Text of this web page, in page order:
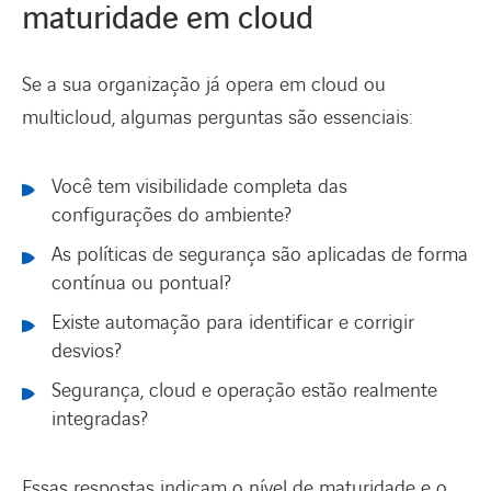
maturidade em cloud
Se a sua organização já opera em cloud ou
multicloud, algumas perguntas são essenciais:
Você tem visibilidade completa das
configurações do ambiente?
As políticas de segurança são aplicadas de forma
contínua ou pontual?
Existe automação para identificar e corrigir
desvios?
Segurança, cloud e operação estão realmente
integradas?